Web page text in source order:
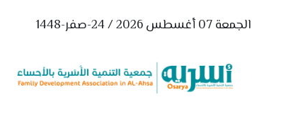
الجمعة 07 أغسطس 2026 / 24-صفر-1448